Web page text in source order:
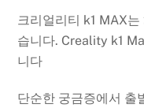
크리얼리티 k1 MAX
습니다. Creality k1
니다
단순한 궁금증에서 출